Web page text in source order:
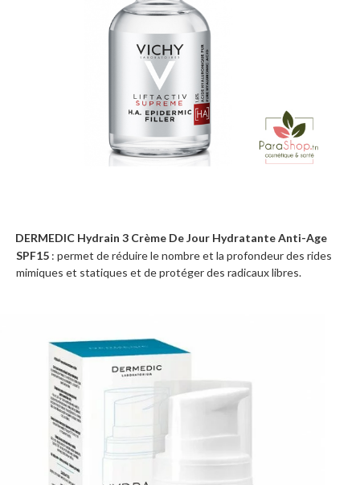
DERMEDIC Hydrain 3 Crème De Jour Hydratante Anti-Age
SPF15 : permet de réduire le nombre et la profondeur des rides
mimiques et statiques et de protéger des radicaux libres.